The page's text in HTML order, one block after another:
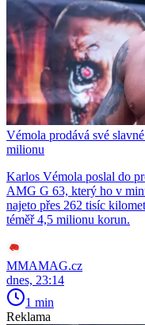
Vémola prodává své
milionu
Karlos Vémola poslal do
AMG G 63, který ho v
najeto přes 262 tisíc
téměř 4,5 milionu korun.
MMAMAG.cz
dnes, 23:14
1 min
Reklama